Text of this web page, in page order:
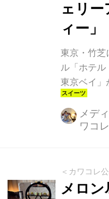
ェリー
ィー」
東京・竹芝
ル「ホテ
東京ベイ」
びきりかわ
「チェリー
ンツチョ
ンツチョコ
織りなす
メデ
ワコ
＜カワコレ
メロ